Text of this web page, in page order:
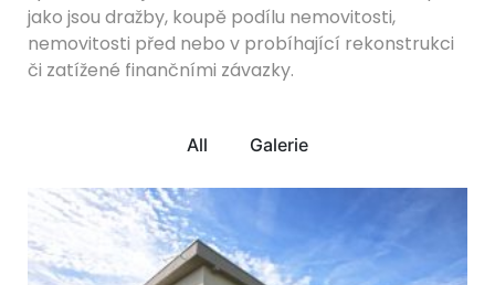
jako jsou dražby, koupě podílu nemovitosti,
nemovitosti před nebo v probíhající rekonstrukci
či zatížené finančními závazky.
All Galerie